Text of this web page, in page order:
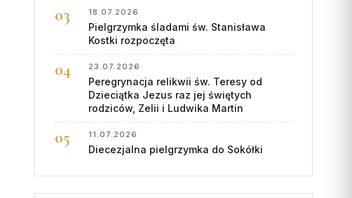
18.07.2026
Pielgrzymka śladami św. Stanisława
Kostki rozpoczęta
23.07.2026
Peregrynacja relikwii św. Teresy od
Dzieciątka Jezus raz jej świętych
rodziców, Zelii i Ludwika Martin
11.07.2026
Diecezjalna pielgrzymka do Sokółki